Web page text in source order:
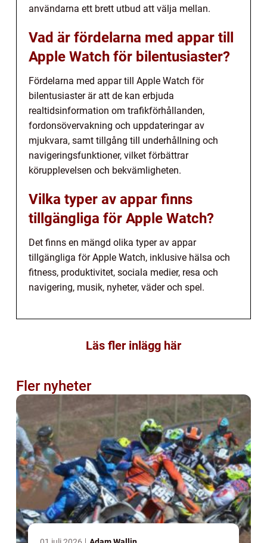
användarna ett brett utbud att välja mellan.
Vad är fördelarna med appar till
Apple Watch för bilentusiaster?
Fördelarna med appar till Apple Watch för
bilentusiaster är att de kan erbjuda
realtidsinformation om trafikförhållanden,
fordonsövervakning och uppdateringar av
mjukvara, samt tillgång till underhållning och
navigeringsfunktioner, vilket förbättrar
körupplevelsen och bekvämligheten.
Vilka typer av appar finns
tillgängliga för Apple Watch?
Det finns en mängd olika typer av appar
tillgängliga för Apple Watch, inklusive hälsa och
fitness, produktivitet, sociala medier, resa och
navigering, musik, nyheter, väder och spel.
Läs fler inlägg här
Fler nyheter